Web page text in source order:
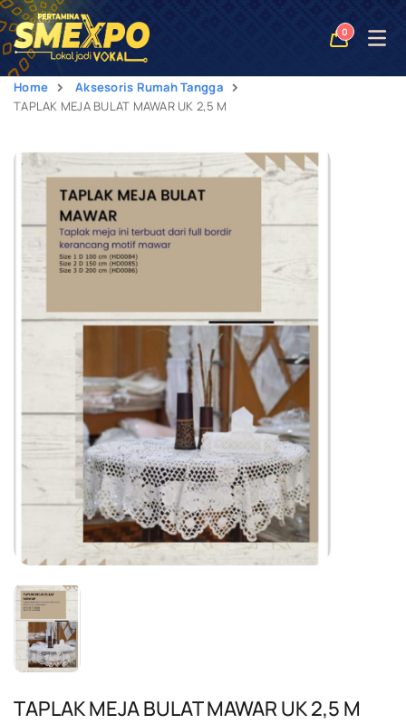
0
Open
Home
Aksesoris Rumah Tangga
TAPLAK MEJA BULAT MAWAR UK 2,5 M
TAPLAK MEJA BULAT MAWAR UK 2,5 M